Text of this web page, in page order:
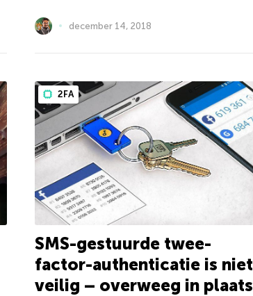
december 14, 2018
2FA
SMS-gestuurde twee-
factor-authenticatie is niet
veilig – overweeg in plaats